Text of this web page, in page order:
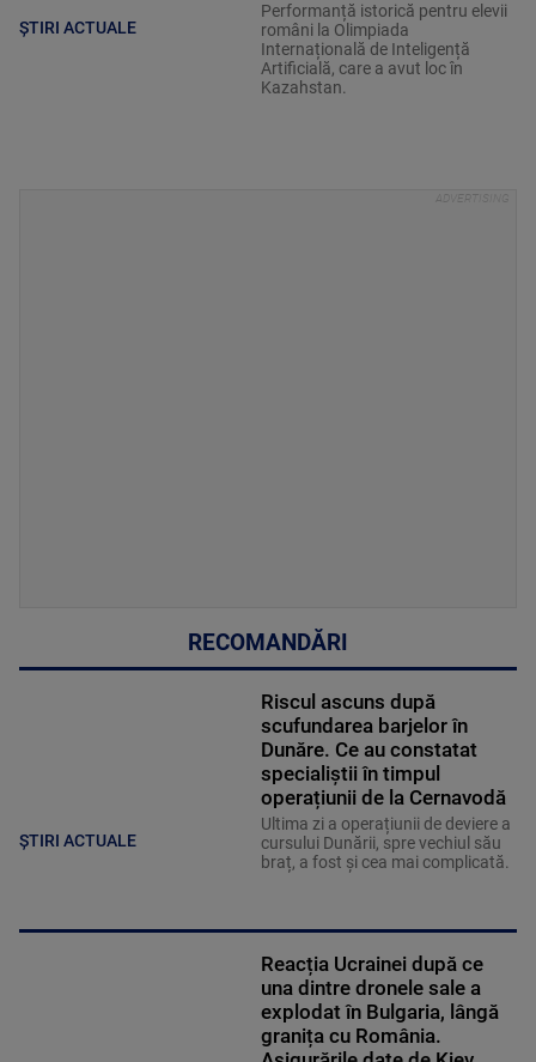
ȘTIRI ACTUALE
Performanță istorică pentru elevii
români la Olimpiada
Internațională de Inteligență
Artificială, care a avut loc în
Kazahstan.
RECOMANDĂRI
ȘTIRI ACTUALE
Riscul ascuns după
scufundarea barjelor în
Dunăre. Ce au constatat
specialiștii în timpul
operațiunii de la Cernavodă
Ultima zi a operațiunii de deviere a
cursului Dunării, spre vechiul său
braț, a fost și cea mai complicată.
Reacția Ucrainei după ce
una dintre dronele sale a
explodat în Bulgaria, lângă
granița cu România.